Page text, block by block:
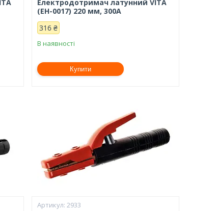
Електродотримач латунний VITA
(EH-0017) 220 мм, 300А
316 ₴
В наявності
Купити
2933